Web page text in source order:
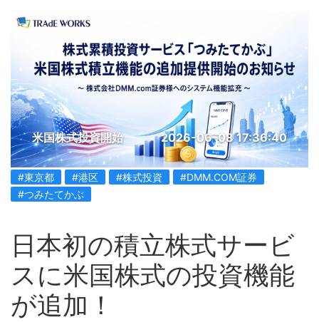
米国株式投資開始 2026-06-08 17:36:40
#東京都 #港区 #株式投資
#DMM.COM証券
#つみたてかぶ
日本初の積立株式サービ
スに米国株式の投資機能
が追加！